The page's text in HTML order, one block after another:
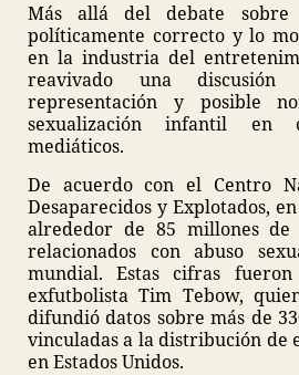
Más allá del debate
políticamente correcto y lo
en la industria del
reavivado una
representación y posible
sexualización infantil en
mediáticos.
De acuerdo con el Centro
Desaparecidos y Explotados,
alrededor de 85 millones de
relacionados con abuso
mundial. Estas cifras
exfutbolista Tim Tebow,
difundió datos sobre más de
vinculadas a la distribución de
en Estados Unidos.